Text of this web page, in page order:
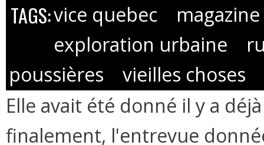
TAGS:vice quebec
magazine
exploration urbaine
poussières
vieilles choses
Elle avait été donné il y a
finalement, l'entrevue